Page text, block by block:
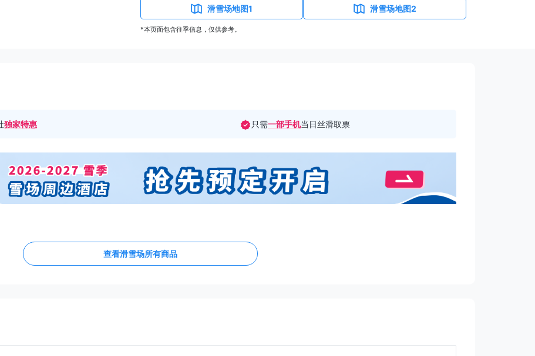
滑雪场地图1 滑雪场地图2
*本页面包含往季信息，仅供参考。
独家特惠 只需一部手机当日丝滑取票
查看滑雪场所有商品